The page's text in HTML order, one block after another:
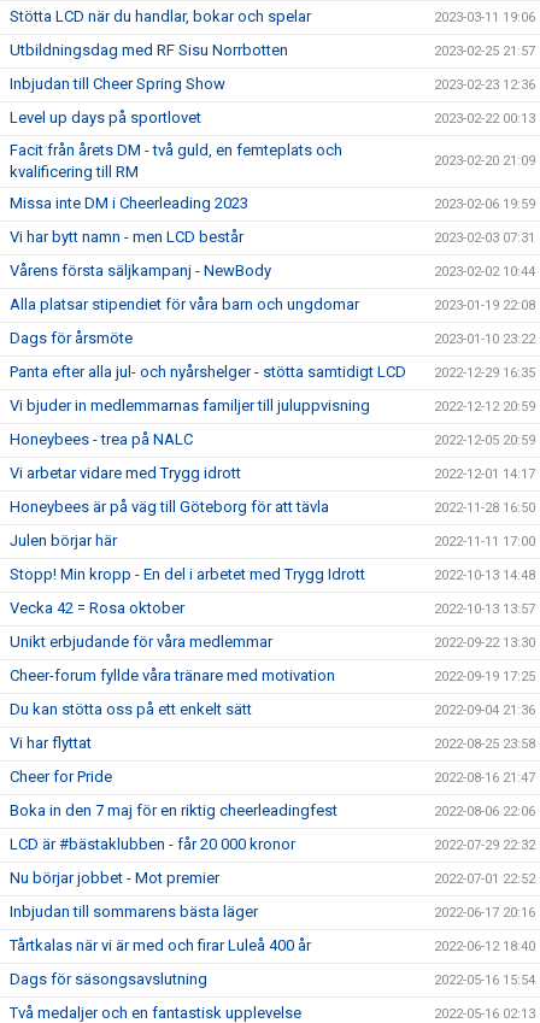
Stötta LCD när du handlar, bokar och spelar 2023-03-11 19:06
Utbildningsdag med RF Sisu Norrbotten 2023-02-25 21:57
Inbjudan till Cheer Spring Show 2023-02-23 12:36
Level up days på sportlovet 2023-02-22 00:13
Facit från årets DM - två guld, en femteplats och
kvalificering till RM
2023-02-20 21:09
Missa inte DM i Cheerleading 2023 2023-02-06 19:59
Vi har bytt namn - men LCD består 2023-02-03 07:31
Vårens första säljkampanj - NewBody 2023-02-02 10:44
Alla platsar stipendiet för våra barn och ungdomar 2023-01-19 22:08
Dags för årsmöte 2023-01-10 23:22
Panta efter alla jul- och nyårshelger - stötta samtidigt LCD 2022-12-29 16:35
Vi bjuder in medlemmarnas familjer till juluppvisning 2022-12-12 20:59
Honeybees - trea på NALC 2022-12-05 20:59
Vi arbetar vidare med Trygg idrott 2022-12-01 14:17
Honeybees är på väg till Göteborg för att tävla 2022-11-28 16:50
Julen börjar här 2022-11-11 17:00
Stopp! Min kropp - En del i arbetet med Trygg Idrott 2022-10-13 14:48
Vecka 42 = Rosa oktober 2022-10-13 13:57
Unikt erbjudande för våra medlemmar 2022-09-22 13:30
Cheer-forum fyllde våra tränare med motivation 2022-09-19 17:25
Du kan stötta oss på ett enkelt sätt 2022-09-04 21:36
Vi har flyttat 2022-08-25 23:58
Cheer for Pride 2022-08-16 21:47
Boka in den 7 maj för en riktig cheerleadingfest 2022-08-06 22:06
LCD är #bästaklubben - får 20 000 kronor 2022-07-29 22:32
Nu börjar jobbet - Mot premier 2022-07-01 22:52
Inbjudan till sommarens bästa läger 2022-06-17 20:16
Tårtkalas när vi är med och firar Luleå 400 år 2022-06-12 18:40
Dags för säsongsavslutning 2022-05-16 15:54
Två medaljer och en fantastisk upplevelse 2022-05-16 02:13